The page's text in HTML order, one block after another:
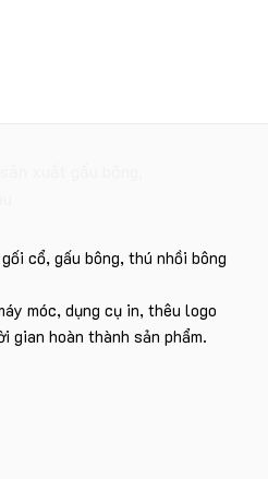
cổ, gấu bông, thú nhồi bông
móc, dụng cụ in, thêu logo
gian hoàn thành sản phẩm.